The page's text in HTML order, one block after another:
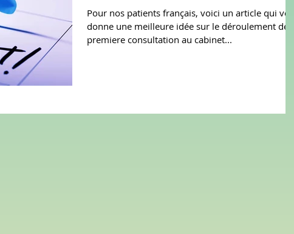
Pour nos patients français, voici un article qui vous
donne une meilleure idée sur le déroulement de la
premiere consultation au cabinet...